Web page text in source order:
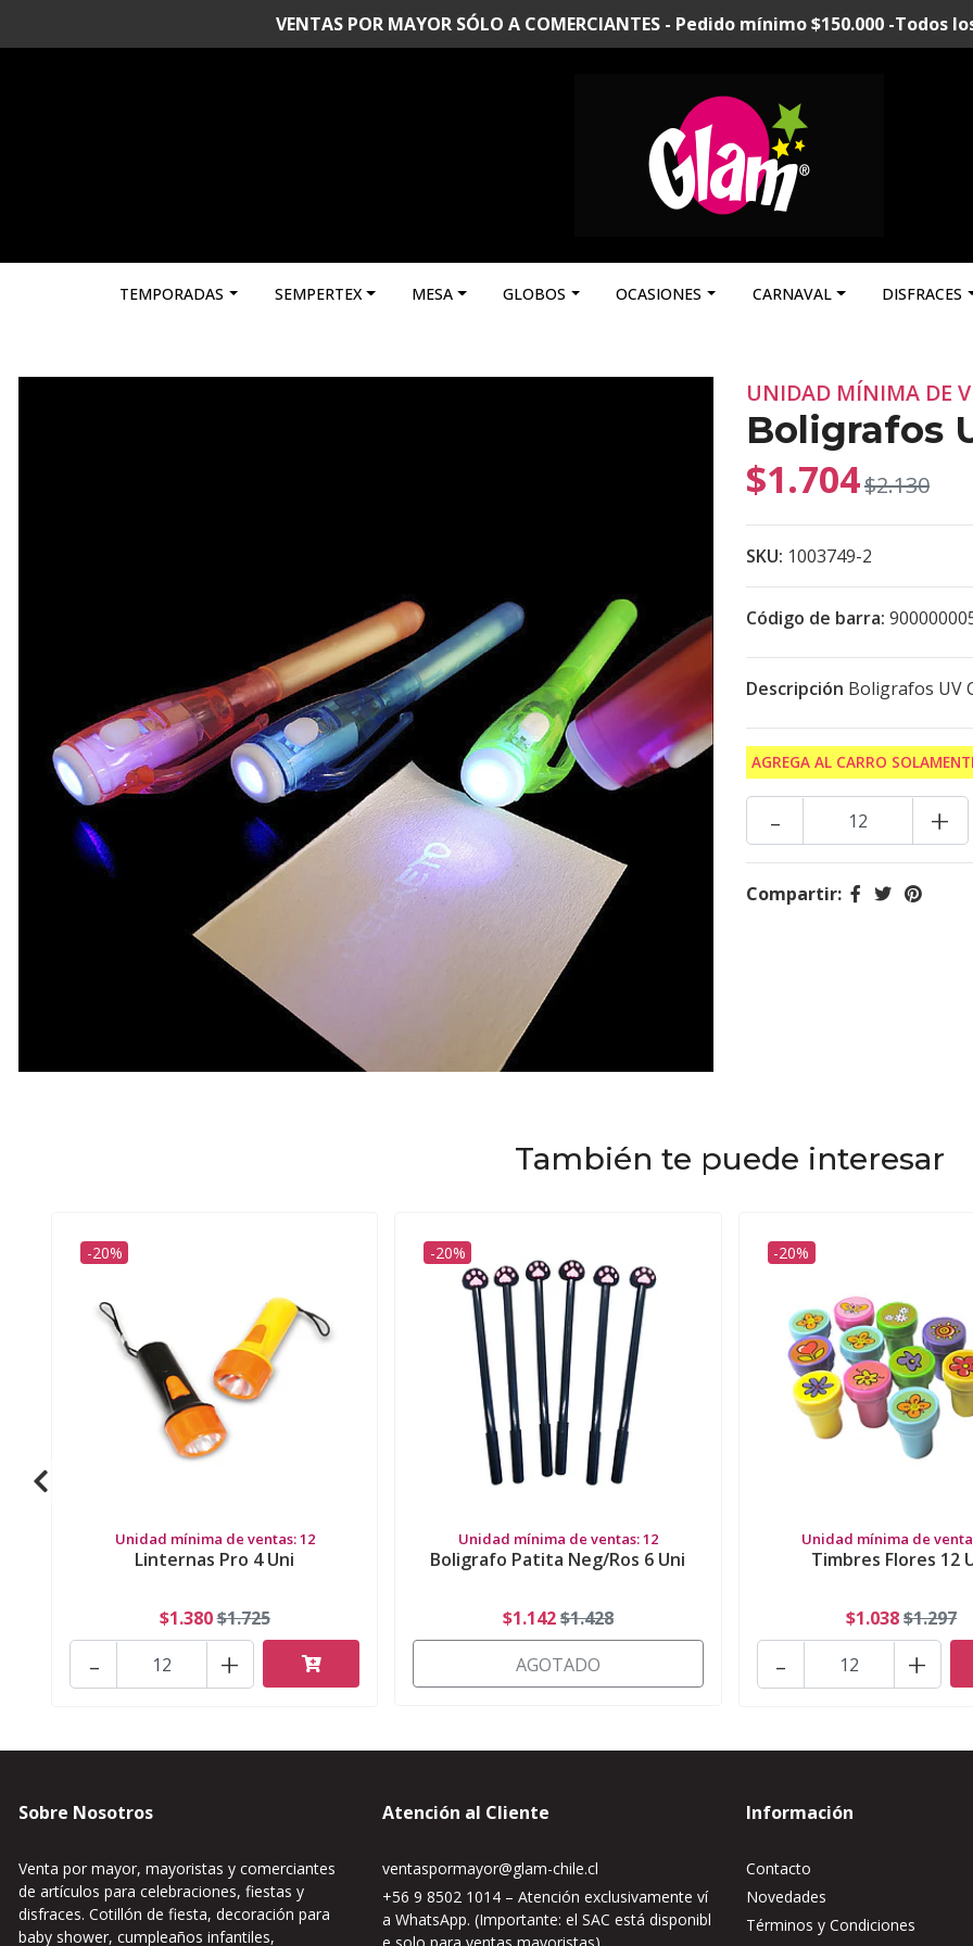
VENTAS POR MAYOR SÓLO A COMERCIANTES - Pedido mínimo $150.000 -Todos
TEMPORADAS SEMPERTEX MESA GLOBOS OCASIONES CARNAVAL DISFRACES
UNIDAD MÍNIMA DE
Boligrafos
$1.704$2.130
SKU: 1003749-2
Código de barra:
Descripción Boligrafos UV
AGREGA AL CARRO
+
-
Compartir:
También te puede interesar
-20%
Unidad mínima de ventas: 12
Linternas Pro 4 Uni
$1.380$1.725
+
-
-20%
Unidad mínima de ventas: 12
Boligrafo Patita Neg/Ros 6 Uni
$1.142$1.428
AGOTADO
-20%
Unidad mínima de
Timbres Flores 12
$1.038$1.297
+
-
Sobre Nosotros
Venta por mayor, mayoristas y comerciantes
de artículos para celebraciones, fiestas y
disfraces. Cotillón de fiesta, decoración para
baby shower, cumpleaños infantiles,
Atención al Cliente
ventaspormayor@glam-chile.cl
+56 9 8502 1014 – Atención exclusivamente ví
a WhatsApp. (Importante: el SAC está disponibl
Información
Contacto
Novedades
Términos y Condiciones